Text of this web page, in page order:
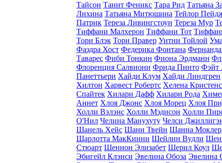
Тайсон Танит Феникс Тара Рид Татьяна
Лихина Татьяна Митюшина Тейлор
Патрик Тереза Ливингстоун Тереза Мур
Тиффани Малхерон Тиффани Тот
Тори Блэк Тори Правер Уитни Тойлой
Фаэдра Хост Федерика Фонтана
Таварес Фиби Тонкин Фиона Эрдманн
Флоренция Салвиони Фрида Пинто Фэйт
Панеттьери Хайди Клум Хайди Линдгрен
Хилтон Харвест Робертс Хелена
Спайтек Хилари Дафф Хилари Рода
Аннет Хлоя Джонс Хлоя Морец Хлоя
Холли Вэлэнс Холли Мэдисон Холли
O'Нил Челина Манухуту Челси
Шанель Хейс Шани Твейн Шанна Моклер
Шарлотта МакКинни Шейлин Вудли
Стюарт Шеннон Элизабет Шерил Коул
Эбигейл Клэнси Эвелина Обоза Эвелина